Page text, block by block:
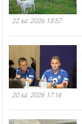
22 iul. 2026 13:57
20 iul. 2026 17:16